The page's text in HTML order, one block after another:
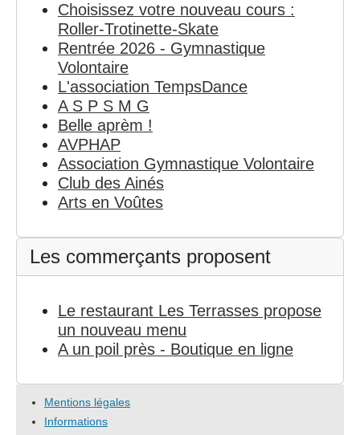
Choisissez votre nouveau cours :
Roller-Trotinette-Skate
Rentrée 2026 - Gymnastique
Volontaire
L'association TempsDance
A S P S M G
Belle aprèm !
AVPHAP
Association Gymnastique Volontaire
Club des Ainés
Arts en Voûtes
Les commerçants proposent
Le restaurant Les Terrasses propose
un nouveau menu
A un poil près - Boutique en ligne
Mentions légales
Informations